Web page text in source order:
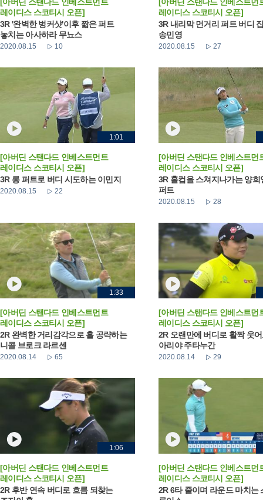
레이디스 스코티시 오픈]
3R '완벽한 벙커샷'이후 짧은 퍼트
놓치는 아사하라 무뇨스
2020.08.15 10
레이디스 스코티시 오픈]
3R 내리막 먼거리 퍼트 버디
송민영
2020.08.15 27
1:01
[아버딘 스탠다드 인베스트먼트
레이디스 스코티시 오픈]
3R 롱 퍼트로 버디 시도하는 이민지
2020.08.15 22
[아버딘 스탠다드 인베스트먼
레이디스 스코티시 오픈]
3R 홀컵을 스쳐지나가는 양희
퍼트
2020.08.15 28
1:33
[아버딘 스탠다드 인베스트먼트
레이디스 스코티시 오픈]
2R 완벽한 거리감각으로 홀 공략하는
니콜 브로크 라르센
2020.08.14 65
[아버딘 스탠다드 인베스트먼
레이디스 스코티시 오픈]
2R 오랜만에 버디로 활짝 웃
아리야 주타누간
2020.08.14 29
1:06
[아버딘 스탠다드 인베스트먼트
레이디스 스코티시 오픈]
2R 후반 연속 버디로 흐름 되찾는
[아버딘 스탠다드 인베스트먼
레이디스 스코티시 오픈]
2R 6타 줄이며 라운드 마치는